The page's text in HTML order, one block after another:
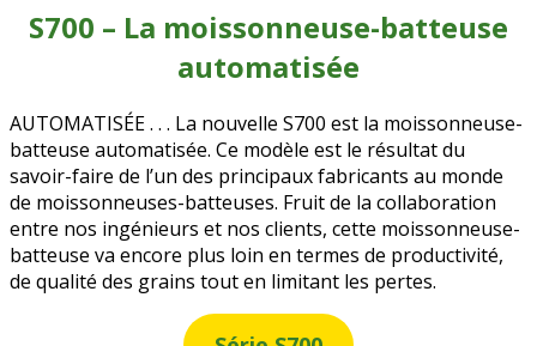
S700 – La moissonneuse-batteuse
automatisée
AUTOMATISÉE . . . La nouvelle S700 est la moissonneuse-
batteuse automatisée. Ce modèle est le résultat du
savoir-faire de l’un des principaux fabricants au monde
de moissonneuses-batteuses. Fruit de la collaboration
entre nos ingénieurs et nos clients, cette moissonneuse-
batteuse va encore plus loin en termes de productivité,
de qualité des grains tout en limitant les pertes.